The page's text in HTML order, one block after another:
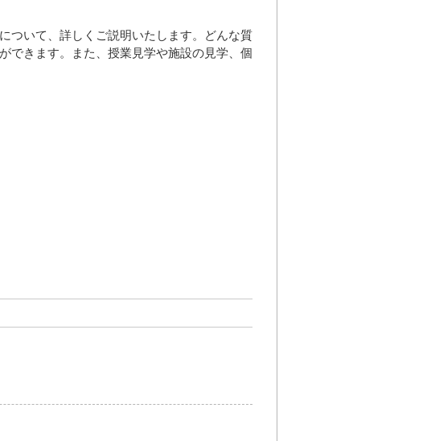
ついて、詳しくご説明いたします。どんな質
できます。また、授業見学や施設の見学、個